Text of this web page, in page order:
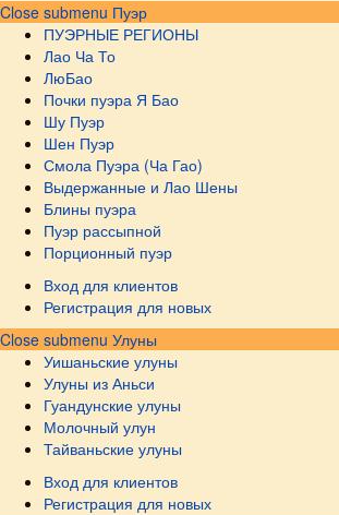
Close submenu Пуэр
ПУЭРНЫЕ РЕГИОНЫ
Лао Ча То
ЛюБао
Почки пуэра Я Бао
Шу Пуэр
Шен Пуэр
Смола Пуэра (Ча Гао)
Выдержанные и Лао Шены
Блины пуэра
Пуэр рассыпной
Порционный пуэр
Вход для клиентов
Регистрация для новых
Close submenu Улуны
Уишаньские улуны
Улуны из Аньси
Гуандунские улуны
Молочный улун
Тайваньские улуны
Вход для клиентов
Регистрация для новых